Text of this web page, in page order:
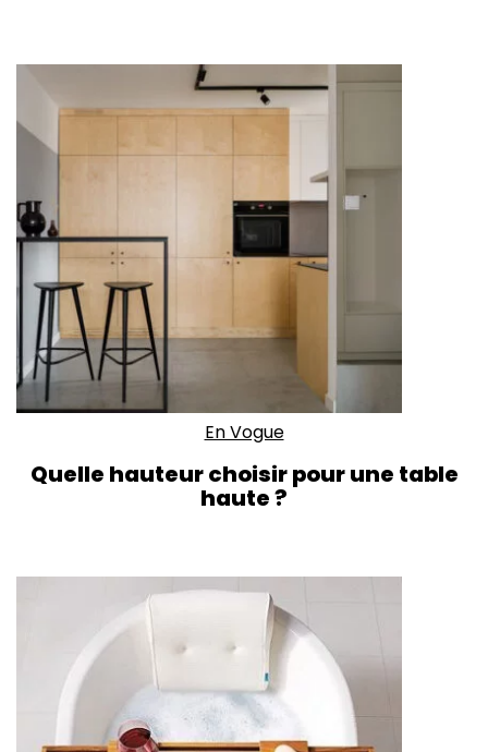
En Vogue
Quelle hauteur choisir pour une table
haute ?